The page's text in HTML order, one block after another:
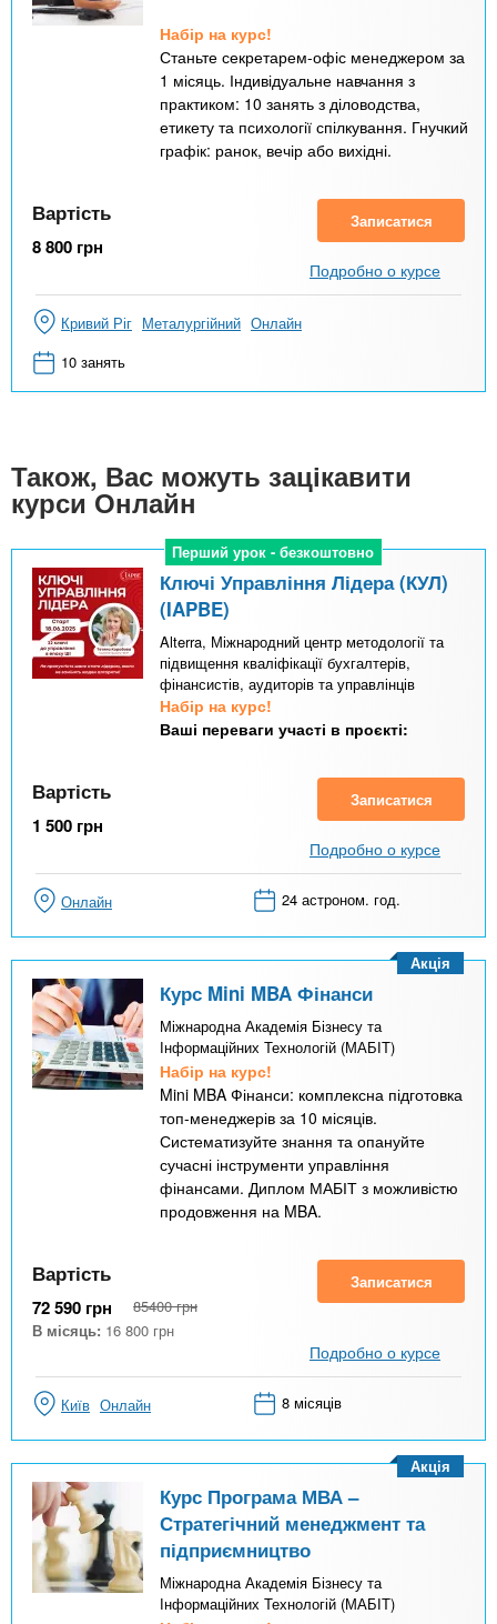
Набір на курс!
Станьте секретарем-офіс менеджером за
1 місяць. Індивідуальне навчання з
практиком: 10 занять з діловодства,
етикету та психології спілкування. Гнучкий
графік: ранок, вечір або вихідні.
Вартість
8 800 грн
Записатися
Подробно о курсе
Кривий Ріг Металургійний Онлайн
10 занять
Також, Вас можуть зацікавити
курси Онлайн
Перший урок - безкоштовно
Перший урок - безкоштовно
Ключі Управління Лідера (КУЛ)
(IAPBE)
Alterra, Міжнародний центр методології та
підвищення кваліфікації бухгалтерів,
фінансистів, аудиторів та управлінців
Набір на курс!
Ваші переваги участі в проєкті:
Вартість
1 500 грн
Записатися
Подробно о курсе
Онлайн 24 астроном. год.
Курс Mini MBA Фінанси
Міжнародна Академія Бізнесу та
Інформаційних Технологій (МАБІТ)
Набір на курс!
Mini MBA Фінанси: комплексна підготовка
топ-менеджерів за 10 місяців.
Систематизуйте знання та опануйте
сучасні інструменти управління
фінансами. Диплом МАБІТ з можливістю
продовження на MBA.
Акція
Вартість
72 590 грн 85400 грн
В місяць: 16 800 грн
Записатися
Подробно о курсе
Київ Онлайн 8 місяців
Курс Програма МВА –
Стратегічний менеджмент та
підприємництво
Міжнародна Академія Бізнесу та
Інформаційних Технологій (МАБІТ)
Акція